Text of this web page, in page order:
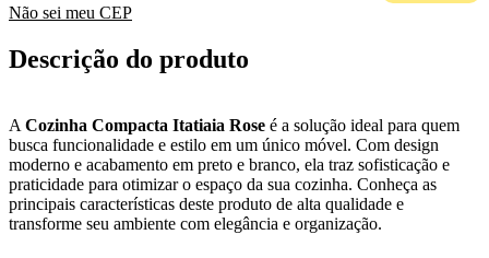
Não sei meu CEP
Descrição do produto
A Cozinha Compacta Itatiaia Rose é a solução ideal para quem
busca funcionalidade e estilo em um único móvel. Com design
moderno e acabamento em preto e branco, ela traz sofisticação e
praticidade para otimizar o espaço da sua cozinha. Conheça as
principais características deste produto de alta qualidade e
transforme seu ambiente com elegância e organização.